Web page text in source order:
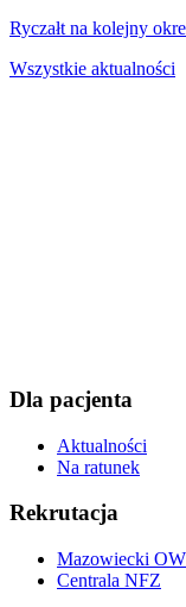
Ryczałt na kolejny
Wszystkie aktualności
Dla pacjenta
Aktualności
Na ratunek
Rekrutacja
Mazowiecki
Centrala NFZ